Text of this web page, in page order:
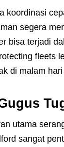
koordinasi
segera
bisa terjadi
fleets
di malam
utama
sangat